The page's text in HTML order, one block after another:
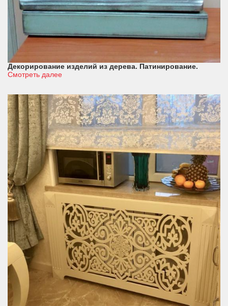
Декорирование изделий из дерева. Патинирование.
Смотреть далее